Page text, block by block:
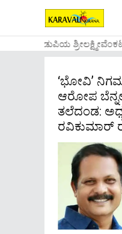
....ಉಡುಪಿಯ
‘ಭೋವಿ’
ಆರೋಪ
ತಲೆದಂಡ:
ರವಿಕುಮಾರ್